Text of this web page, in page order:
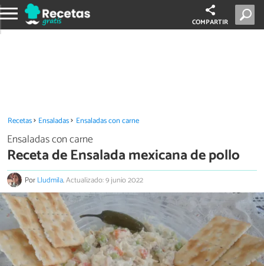
COMPARTIR
Recetas Ensaladas Ensaladas con carne
Ensaladas con carne
Receta de Ensalada mexicana de pollo
PorLludmila.Actualizado: 9 junio 2022